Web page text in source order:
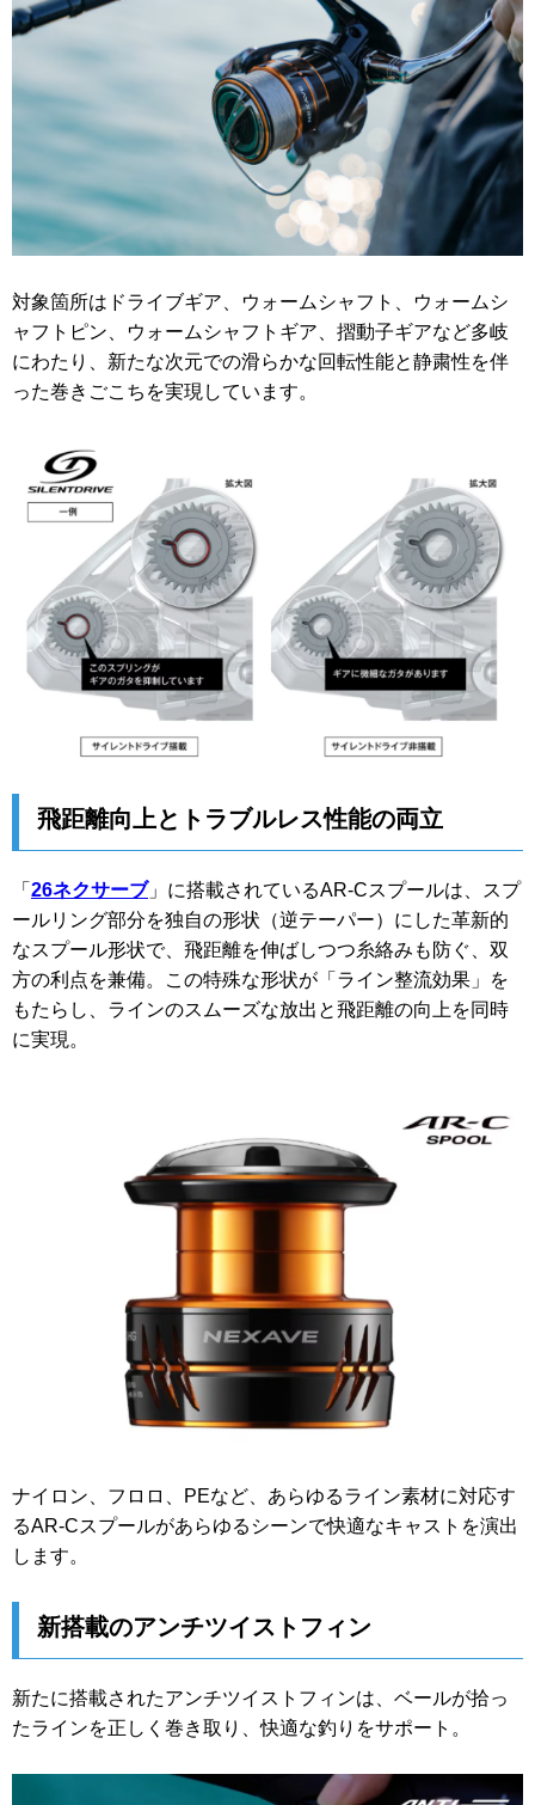
対象箇所はドライブギア、ウォームシャフト、ウォームシ
ャフトピン、ウォームシャフトギア、摺動子ギアなど多岐
にわたり、新たな次元での滑らかな回転性能と静粛性を伴
った巻きごこちを実現しています。
飛距離向上とトラブルレス性能の両立
「 26ネクサーブ」に搭載されているAR-Cスプールは、スプ
ールリング部分を独自の形状（逆テーパー）にした革新的
なスプール形状で、飛距離を伸ばしつつ糸絡みも防ぐ、双
方の利点を兼備。この特殊な形状が「ライン整流効果」を
もたらし、ラインのスムーズな放出と飛距離の向上を同時
に実現。
ナイロン、フロロ、PEなど、あらゆるライン素材に対応す
るAR-Cスプールがあらゆるシーンで快適なキャストを演出
します。
新搭載のアンチツイストフィン
新たに搭載されたアンチツイストフィンは、ベールが拾っ
たラインを正しく巻き取り、快適な釣りをサポート。